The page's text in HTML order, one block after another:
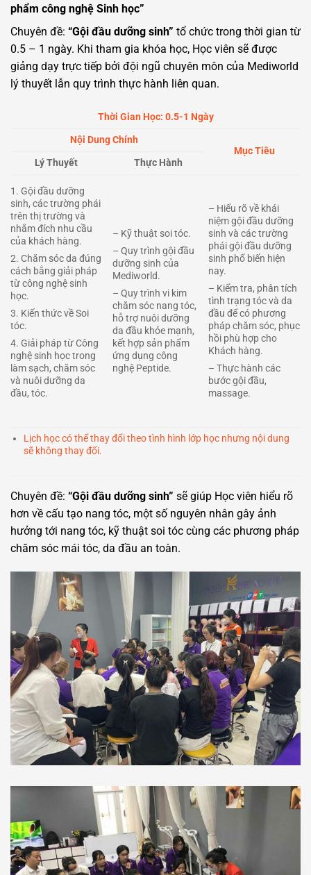
phẩm công nghệ Sinh học”
Chuyên đề: “Gội đầu dưỡng sinh” tổ chức trong thời gian từ
0.5 – 1 ngày. Khi tham gia khóa học, Học viên sẽ được
giảng dạy trực tiếp bởi đội ngũ chuyên môn của Mediworld
lý thuyết lẫn quy trình thực hành liên quan.
Thời Gian Học: 0.5-1 Ngày
Nội Dung Chính
Mục Tiêu
Lý Thuyết
Thực Hành
1. Gội đầu dưỡng
sinh, các trường phái
trên thị trường và
nhắm đích nhu cầu
của khách hàng.
2. Chăm sóc da đúng
cách bằng giải pháp
từ công nghệ sinh
học.
3. Kiến thức về Soi
tóc.
4. Giải pháp từ Công
nghệ sinh học trong
làm sạch, chăm sóc
và nuôi dưỡng da
đầu, tóc.
– Kỹ thuật soi tóc.
– Quy trình gội đầu
dưỡng sinh của
Mediworld.
– Quy trình vi kim
chăm sóc nang tóc,
hỗ trợ nuôi dưỡng
da đầu khỏe mạnh,
kết hợp sản phẩm
ứng dụng công
nghệ Peptide.
– Hiểu rõ về khái
niệm gội đầu dưỡng
sinh và các trường
phái gội đầu dưỡng
sinh phổ biến hiện
nay.
– Kiểm tra, phân tích
tình trạng tóc và da
đầu để có phương
pháp chăm sóc, phục
hồi phù hợp cho
Khách hàng.
– Thực hành các
bước gội đầu,
massage.
Lịch học có thể thay đổi theo tình hình lớp học nhưng nội dung
sẽ không thay đổi.
Chuyên đề: “Gội đầu dưỡng sinh” sẽ giúp Học viên hiểu rõ
hơn về cấu tạo nang tóc, một số nguyên nhân gây ảnh
hưởng tới nang tóc, kỹ thuật soi tóc cùng các phương pháp
chăm sóc mái tóc, da đầu an toàn.